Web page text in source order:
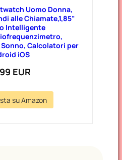
Uomo Donna,
alle Chiamate,1,85”
Intelligente
Calcolatori per
iOS
EUR
su Amazon